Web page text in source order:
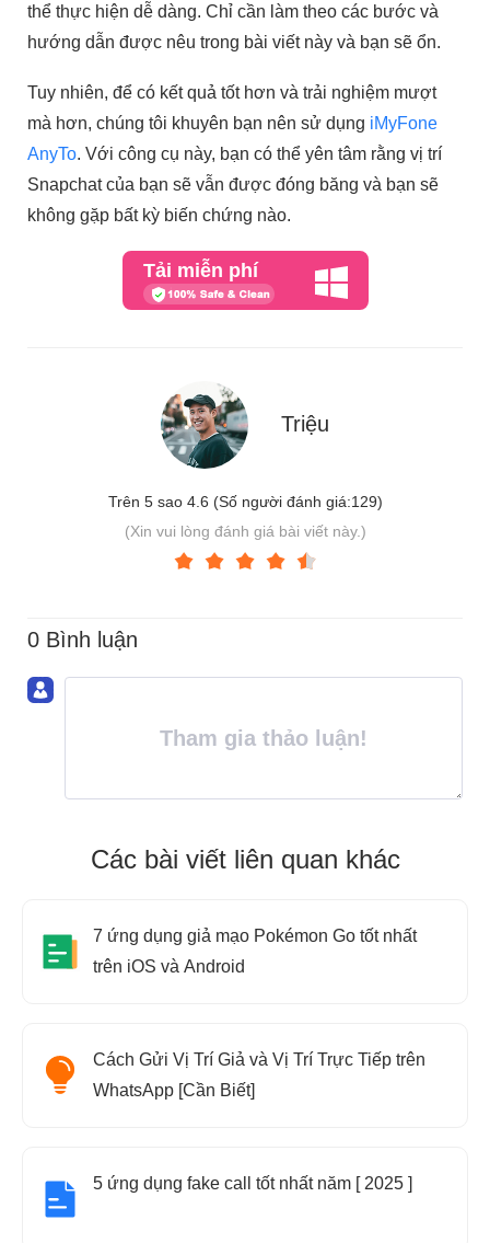
thể thực hiện dễ dàng. Chỉ cần làm theo các bước và
hướng dẫn được nêu trong bài viết này và bạn sẽ ổn.
Tuy nhiên, để có kết quả tốt hơn và trải nghiệm mượt
mà hơn, chúng tôi khuyên bạn nên sử dụng iMyFone
AnyTo. Với công cụ này, bạn có thể yên tâm rằng vị trí
Snapchat của bạn sẽ vẫn được đóng băng và bạn sẽ
không gặp bất kỳ biến chứng nào.
Tải miễn phí
Triệu
Trên 5 sao 4.6 (Số người đánh giá:129)
(Xin vui lòng đánh giá bài viết này.)
0 Bình luận
Tham gia thảo luận!
Các bài viết liên quan khác
7 ứng dụng giả mạo Pokémon Go tốt nhất
trên iOS và Android
Cách Gửi Vị Trí Giả và Vị Trí Trực Tiếp trên
WhatsApp [Cần Biết]
5 ứng dụng fake call tốt nhất năm [ 2025 ]